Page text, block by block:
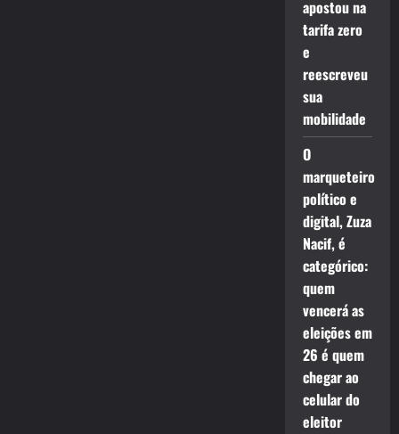
apostou na
tarifa zero
e
reescreveu
sua
mobilidade
O
marqueteiro
político e
digital, Zuza
Nacif, é
categórico:
quem
vencerá as
eleições em
26 é quem
chegar ao
celular do
eleitor